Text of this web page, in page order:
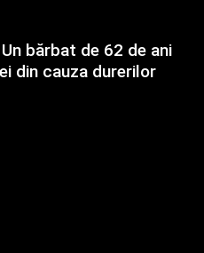
bărbat de 62 de ani
din cauza durerilor